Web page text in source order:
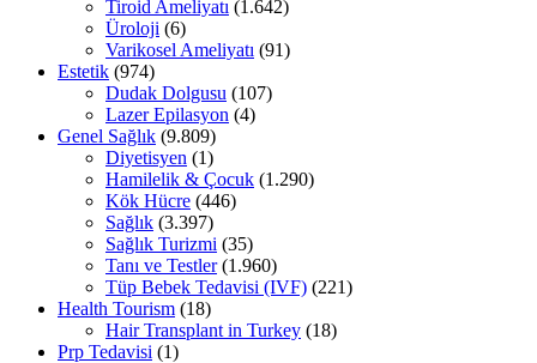
Tiroid Ameliyatı (1.642)
Üroloji (6)
Varikosel Ameliyatı (91)
Estetik (974)
Dudak Dolgusu (107)
Lazer Epilasyon (4)
Genel Sağlık (9.809)
Diyetisyen (1)
Hamilelik & Çocuk (1.290)
Kök Hücre (446)
Sağlık (3.397)
Sağlık Turizmi (35)
Tanı ve Testler(1.960)
Tüp Bebek Tedavisi (IVF) (221)
Health Tourism (18)
Hair Transplant in Turkey (18)
Prp Tedavisi (1)